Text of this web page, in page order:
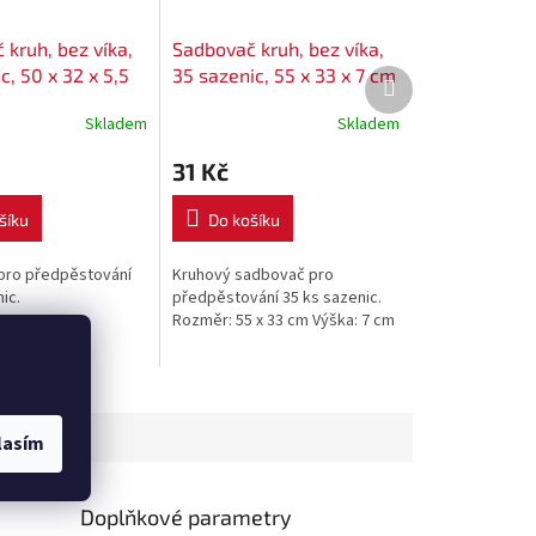
kruh, bez víka,
50 x 32 x 5,5
Skladem
předpěstování
Sadbovač kruh, bez víka,
35 sazenic, 55 x 33 x 7 cm
Skladem
31 Kč
Do košíku
Kruhový sadbovač pro
předpěstování 35 ks sazenic.
Rozměr: 55 x 33 cm Výška: 7 cm
Další
produkt
Doplňkové parametry